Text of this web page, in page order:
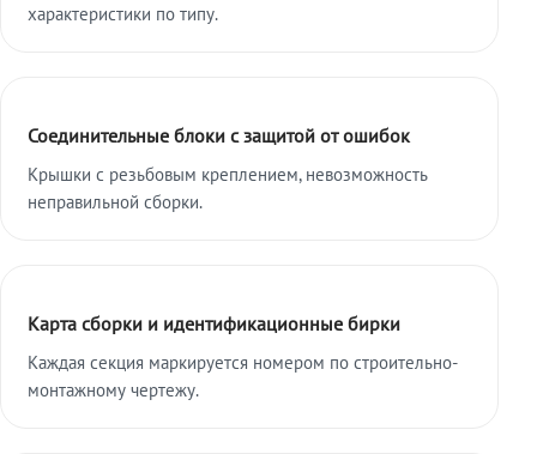
характеристики по типу.
Соединительные блоки с защитой от ошибок
Крышки с резьбовым креплением, невозможность
неправильной сборки.
Карта сборки и идентификационные бирки
Каждая секция маркируется номером по строительно-
монтажному чертежу.